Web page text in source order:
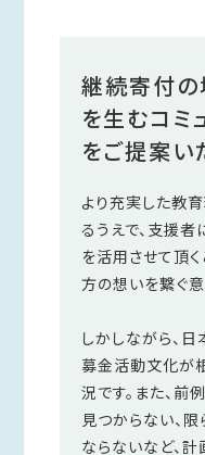
継続寄付の
を生むコミ
をご提案い
より充実した教
るうえで、支援者
を活用させて頂
方の想いを繋ぐ
しかしながら、
募金活動文化が
況です。また、前
見つからない、
ならないなど、